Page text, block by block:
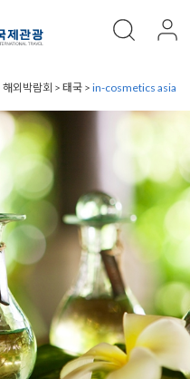
해외박람회 > 태국 > in-cosmetics asia